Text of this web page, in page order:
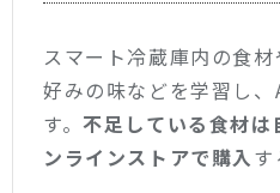
スマート冷蔵庫内の食材
好みの味などを学習し
す。不足している食材
ンラインストアで購入す